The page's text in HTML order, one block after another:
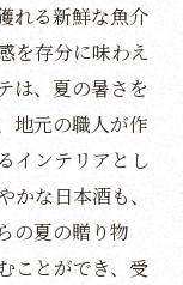
ギフト
ログギフト
験
で新潟を旅す
れる新鮮な魚介
を存分に味わえ
は、夏の暑さを
地元の職人が作
インテリアとし
な日本酒も、
の夏の贈り物
ことができ、受